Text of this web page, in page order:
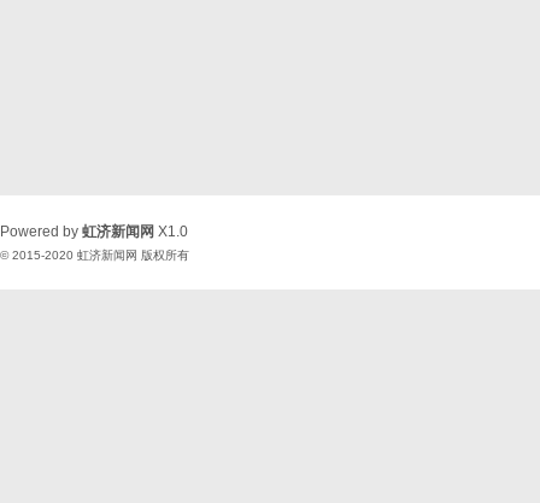
Powered by 虹济新闻网 X1.0
© 2015-2020 虹济新闻网 版权所有